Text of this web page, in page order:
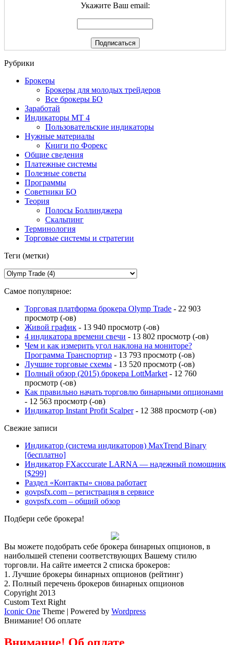
Укажите Ваш email:
Рубрики
Брокеры
Брокеры для молодых трейдеров
Все брокеры БО
Заработай
Индикаторы МТ 4
Пользовательские индикаторы
Нужные материалы
Книги по Форекс
Общие сведения
Платежные системы
Полезные советы
Программы
Советники БО
Теория
Полосы Боллинджера
Скальпинг
Терминология
Торговые системы и стратегии
Теги (метки)
Самое популярное:
Торговая платформа брокера Olymp Trade - 22 903
просмотр (-ов)
Живой график - 13 940 просмотр (-ов)
4 индикатора времени свечи - 13 802 просмотр (-ов)
Чем и как измерить угол наклона на мониторе?
Программа Транспортир - 13 793 просмотр (-ов)
Лучшие торговые схемы - 13 520 просмотр (-ов)
Полный обзор (2015) брокера LottMarket - 12 760
просмотр (-ов)
Как правильно начать торговлю бинарными опционами
- 12 563 просмотр (-ов)
Индикатор Instant Profit Scalper- 12 388 просмотр (-ов)
Свежие записи
Индикатор (система индикаторов) MaxTrend Binary
[бесплатно]
Индикатор FXacccurate LARNA — надежный помощник
[$299]
Раздел «Контакты» снова работает
govpsfx.com – регистрация в сервисе
govpsfx.com – общий обзор
Подбери себе брокера!
Вы можете подобрать себе брокера бинарных опционов, в
наибольшей степени соответствующих Вашему стилю
торговли. На сайте имеется 2 списка брокеров:
1. Лучшие брокеры бинарных опционов (рейтинг)
2. Полный перечень брокеров бинарных опционов
Copyright 2013
Custom Text Right
Iconic One Theme | Powered by Wordpress
Внимание! Об оплате
Внимание! Об оплате